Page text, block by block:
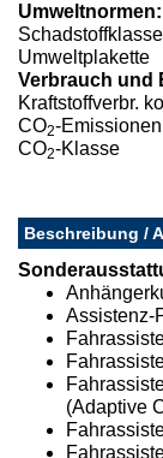
Umweltnormen:
Schadstoffklasse
Umweltplakette
Verbrauch und
Kraftstoffverbr.
CO2-
CO2-Klasse
Beschreibung /
Assistenz-
(Adaptive